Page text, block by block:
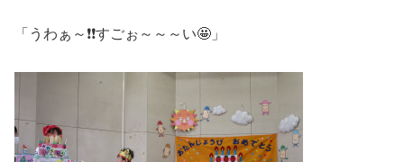
「うわぁ～❗❗すごぉ～～～い🤩」